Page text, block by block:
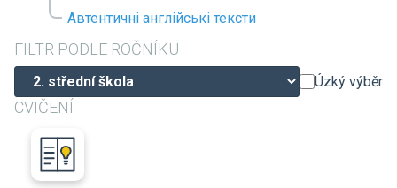
Автентичні англійські тексти
FILTR PODLE ROČNÍKU
Úzký výběr
CVIČENÍ